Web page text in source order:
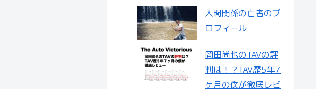
人間関係の亡者のプ
ロフィール
岡田尚也のTAVの評
判は！？TAV歴5年7
ヶ月の僕が徹底レビ